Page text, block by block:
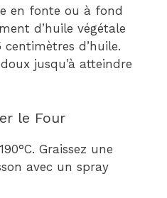
en fonte ou à fond
d’huile végétale
d’huile.
jusqu’à atteindre
le Four
Graissez une
avec un spray